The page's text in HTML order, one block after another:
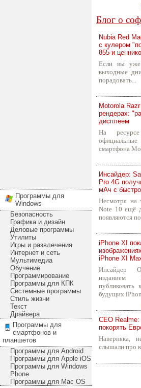
Программы для
Windows
Безопасность
Графика и дизайн
Деловые программы
Утилиты
Игры и развлечения
Интернет и сеть
Мультимедиа
Обучение
Программирование
Программы для КПК
Системные программы
Стиль жизни
Текст
Драйвера
Программы для
смартфонов и
планшетов
Программы для Android
Программы для Apple iOS
Программы для Windows
Phone
Программы для Mac OS
Блог о
Nubia Red
с кулером
855 и
Если вы уже
выходные
порадовать...
Motorola
рендерах:
дисплеем
На
официальные
смартфона
Инсайдер:
Pro 4G
мАч с
Несмотря на
Note 10 ещё
появляются
iPhone XI
iPhone XI
Инсайдер
изданием
публиковать
будущих
CEO Realme:
покорять
Наверняка,
слышали про